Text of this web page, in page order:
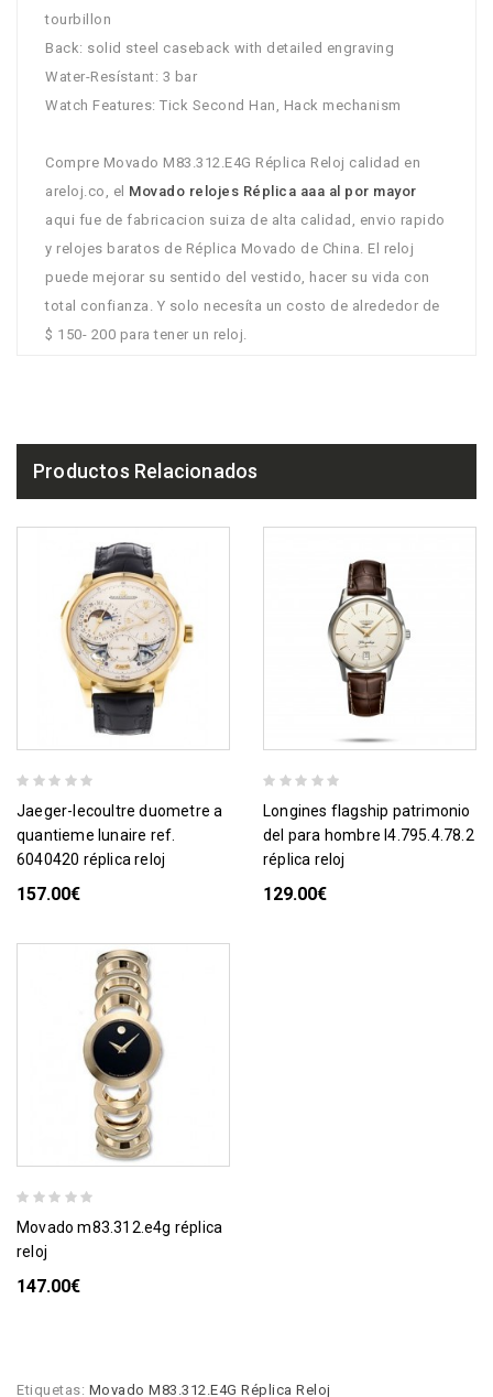
tourbillon
Back: solid steel caseback with detailed engraving
Water-Resístant: 3 bar
Watch Features: Tick Second Han, Hack mechanism
Compre Movado M83.312.E4G Réplica Reloj calidad en
areloj.co, el Movado relojes Réplica aaa al por mayor
aqui fue de fabricacion suiza de alta calidad, envio rapido
y relojes baratos de Réplica Movado de China. El reloj
puede mejorar su sentido del vestido, hacer su vida con
total confianza. Y solo necesíta un costo de alrededor de
$ 150- 200 para tener un reloj.
Productos Relacionados
jaeger-lecoultre duometre a
quantieme lunaire ref.
6040420 réplica reloj
157.00€
longines flagship patrimonio
del para hombre l4.795.4.78.2
réplica reloj
129.00€
movado m83.312.e4g réplica
reloj
147.00€
Etiquetas: Movado M83.312.E4G Réplica Reloj